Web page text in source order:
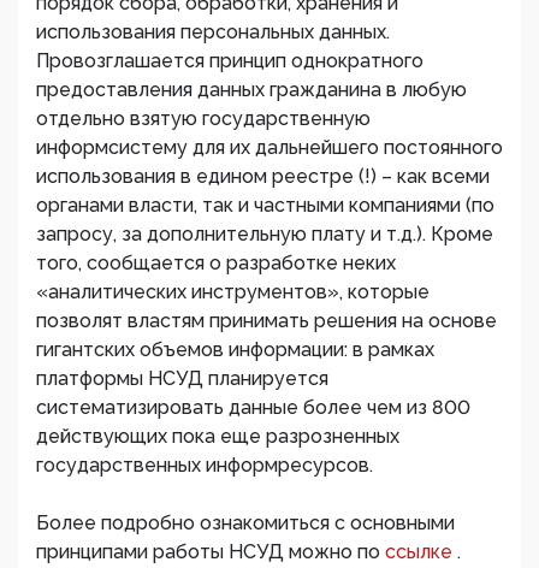
использования персональных данных.
Провозглашается принцип однократного
предоставления данных гражданина в любую
отдельно взятую государственную
информсистему для их дальнейшего постоянного
использования в едином реестре (!) – как всеми
органами власти, так и частными компаниями (по
запросу, за дополнительную плату и т.д.). Кроме
того, сообщается о разработке неких
«аналитических инструментов», которые
позволят властям принимать решения на основе
гигантских объемов информации: в рамках
платформы НСУД планируется
систематизировать данные более чем из 800
действующих пока еще разрозненных
государственных информресурсов.
Более подробно ознакомиться с основными
принципами работы НСУД можно по ссылке .